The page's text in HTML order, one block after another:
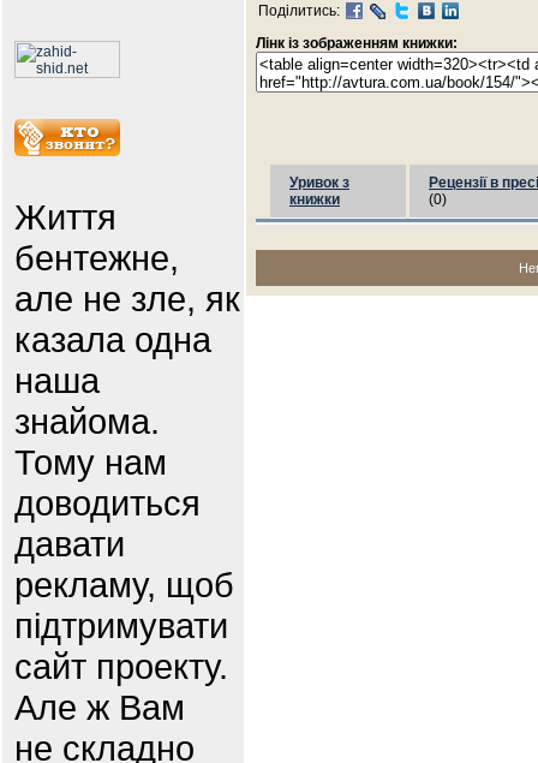
Життя
бентежне,
але не зле, як
казала одна
наша
знайома.
Тому нам
доводиться
давати
рекламу, щоб
підтримувати
сайт проекту.
Але ж Вам
не складно
Поділитись:
Лінк із зображенням книжки:
Уривок з
книжки
Рецензії в пресі
(0)